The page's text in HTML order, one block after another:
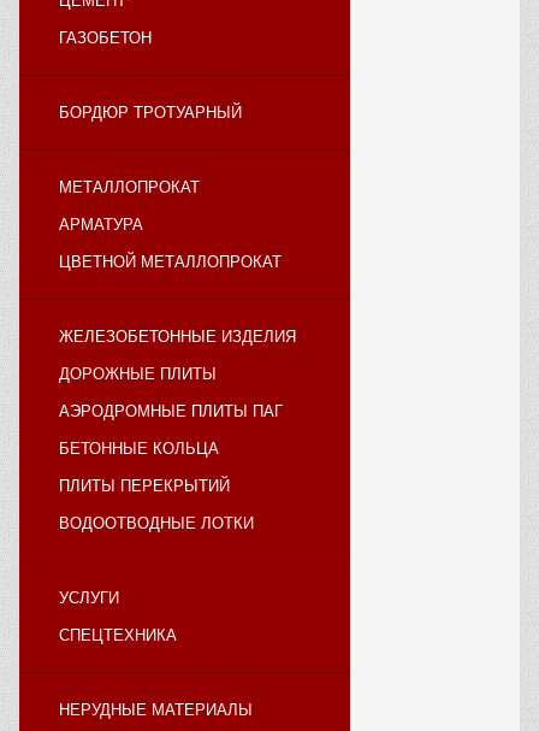
ГАЗОБЕТОН
БОРДЮР ТРОТУАРНЫЙ
МЕТАЛЛОПРОКАТ
АРМАТУРА
ЦВЕТНОЙ МЕТАЛЛОПРОКАТ
ЖЕЛЕЗОБЕТОННЫЕ ИЗДЕЛИЯ
ДОРОЖНЫЕ ПЛИТЫ
АЭРОДРОМНЫЕ ПЛИТЫ ПАГ
БЕТОННЫЕ КОЛЬЦА
ПЛИТЫ ПЕРЕКРЫТИЙ
ВОДООТВОДНЫЕ ЛОТКИ
УСЛУГИ
СПЕЦТЕХНИКА
НЕРУДНЫЕ МАТЕРИАЛЫ